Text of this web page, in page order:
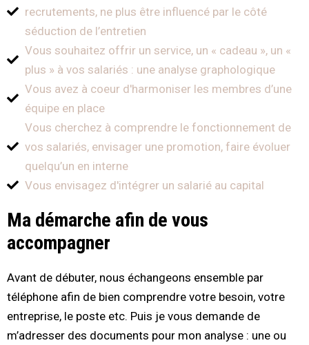
recrutements, ne plus être influencé par le côté
séduction de l’entretien
Vous souhaitez offrir un service, un « cadeau », un «
plus » à vos salariés : une analyse graphologique
Vous avez à coeur d'harmoniser les membres d’une
équipe en place
Vous cherchez à comprendre le fonctionnement de
vos salariés, envisager une promotion, faire évoluer
quelqu’un en interne
Vous envisagez d'intégrer un salarié au capital
Ma démarche afin de vous
accompagner
Avant de débuter, nous échangeons ensemble par
téléphone afin de bien comprendre votre besoin, votre
entreprise, le poste etc. Puis je vous demande de
m’adresser des documents pour mon analyse : une ou